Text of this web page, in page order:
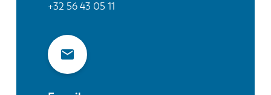
+32 56 43 05 11